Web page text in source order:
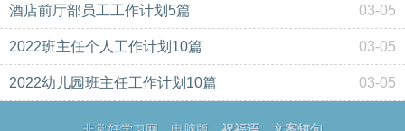
酒店前厅部员工工作计划5篇 03-05
2022班主任个人工作计划10篇 03-05
2022幼儿园班主任工作计划10篇 03-05